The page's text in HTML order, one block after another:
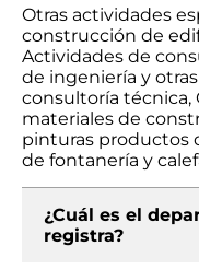
Otras actividades
construcción de
Actividades de
de ingeniería y
consultoría técnica,
materiales de
pinturas productos
de fontanería y
¿Cuál es el
registra?